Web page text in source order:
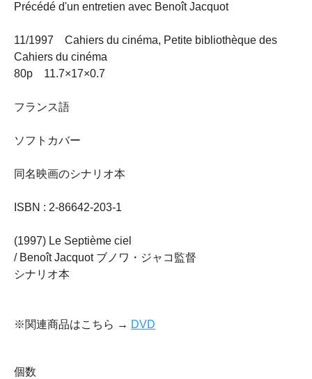
Précédé d'un entretien avec Benoît Jacquot
11/1997 Cahiers du cinéma, Petite bibliothèque des
Cahiers du cinéma
80p 11.7×17×0.7
フランス語
ソフトカバー
同名映画のシナリオ本
ISBN : 2-86642-203-1
(1997) Le Septième ciel
/ Benoît Jacquot ブノワ・ジャコ監督
シナリオ本
※関連商品はこちら → DVD
個数